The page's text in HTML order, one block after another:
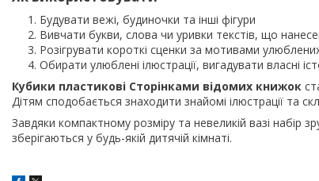
Будувати вежі, будиночки та інші фігури
Вивчати букви, слова чи уривки текстів, що
Розігрувати короткі сценки за мотивами
Обирати улюблені ілюстрації, вигадувати власні
Кубики пластикові Сторінками відомих книжок
Дітям сподобається знаходити знайомі ілюстрації та
Завдяки компактному розміру та невеликій вазі набір
зберігаються у будь-якій дитячій кімнаті.